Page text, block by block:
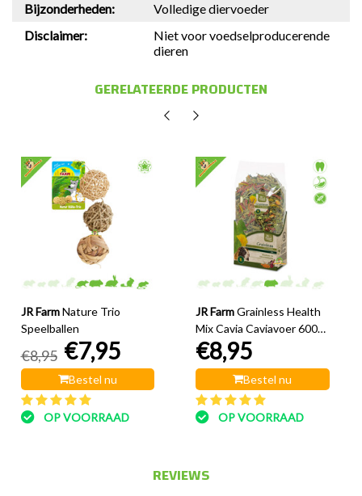
Bijzonderheden:
Volledige diervoeder
Disclaimer:
Niet voor voedselproducerende
dieren
GERELATEERDE PRODUCTEN
JR Farm Nature Trio
Speelballen
€8,95 €7,95
Bestel nu
OP VOORRAAD
JR FarmGrainless Health
Mix Cavia Caviavoer 600
gram
€8,95
Bestel nu
OP VOORRAAD
REVIEWS